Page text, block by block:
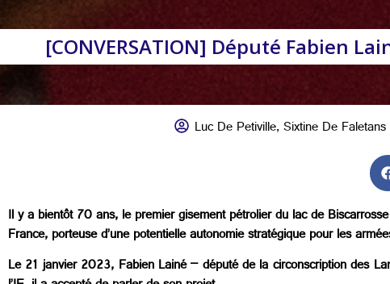
[CONVERSATION] Député Fabien
Luc De Petiville,Sixtine De Faletans
Il y a bientôt 70 ans, le premier gisement pétrolier du lac de
France, porteuse d’une potentielle autonomie stratégique pour les
Le 21 janvier 2023, Fabien Lainé – député de la circonscription des